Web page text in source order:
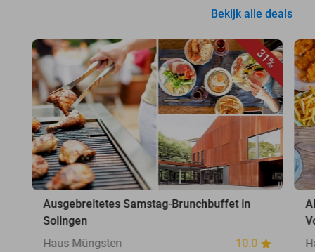
Bekijk alle deals
31%
Ausgebreitetes Samstag-Brunchbuffet in
Solingen
Haus Müngsten
10.0